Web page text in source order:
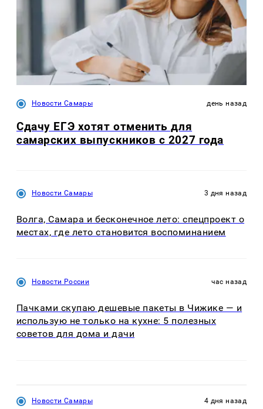
Новости Самары день назад
Сдачу ЕГЭ хотят отменить для
самарских выпускников с 2027 года
Новости Самары 3 дня назад
Волга, Самара и бесконечное лето: спецпроект о
местах, где лето становится воспоминанием
Новости России час назад
Пачками скупаю дешевые пакеты в Чижике — и
использую не только на кухне: 5 полезных
советов для дома и дачи
Новости Самары 4 дня назад